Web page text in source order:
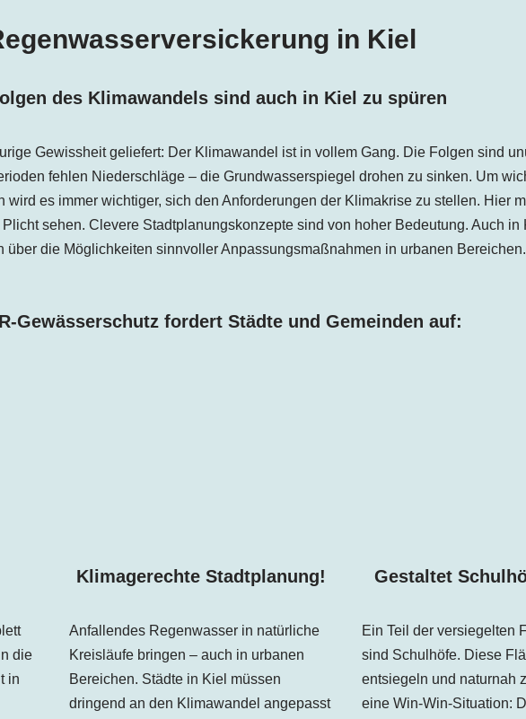
in Kiel
des Klimawandels sind auch in Kiel zu spüren
Gewissheit geliefert: Der Klimawandel ist in vollem Gang. Die Folgen sind
fehlen Niederschläge – die Grundwasserspiegel drohen zu sinken. Um
wird es immer wichtiger, sich den Anforderungen der Klimakrise zu stellen. Hier
sehen. Clevere Stadtplanungskonzepte sind von hoher Bedeutung. Auch in
über die Möglichkeiten sinnvoller Anpassungsmaßnahmen in urbanen Bereichen.
Gewässerschutz fordert Städte und Gemeinden auf:
die
in
Klimagerechte Stadtplanung!
Anfallendes Regenwasser in natürliche
Kreisläufe bringen – auch in urbanen
Bereichen. Städte in Kiel müssen
dringend an den Klimawandel angepasst
Gestaltet
Ein Teil der versiegelten
sind Schulhöfe. Diese
entsiegeln und naturnah
eine Win-Win-Situation: